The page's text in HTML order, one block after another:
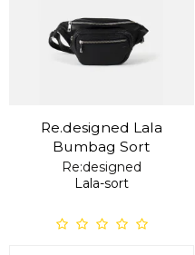
Re.designed Lala
Bumbag Sort
Re:designed
Lala-sort